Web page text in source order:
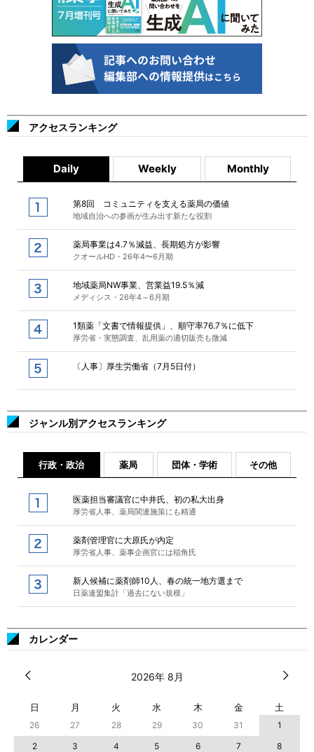
アクセスランキング
Daily Weekly Monthly
第8回 コミュニティを支える薬局の価値
地域自治への参画が生み出す新たな役割
薬局事業は4.7％減益、長期処方が影響
クオールHD・26年4〜6月期
地域薬局NW事業、営業益19.5％減
メディシス・26年4～6月期
1類薬「文書で情報提供」、順守率76.7％に低下
厚労省・実態調査、乱用薬の適切販売も微減
〔人事〕厚生労働省（7月5日付）
ジャンル別アクセスランキング
行政・政治 薬局 団体・学術 その他
医薬担当審議官に中井氏、初の私大出身
厚労省人事、薬局関連施策にも精通
薬剤管理官に大原氏が内定
厚労省人事、薬事企画官には稲角氏
新人候補に薬剤師10人、春の統一地方選まで
日薬連盟集計「過去にない規模」
カレンダー
2026年 8月
日 月 火 水 木 金 土
26 27 28 29 30 31
1
2
3 4 5 6 7
8